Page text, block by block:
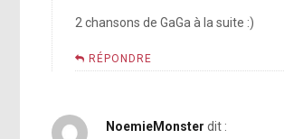
2 chansons de GaGa à la suite :)
RÉPONDRE
NoemieMonster dit :